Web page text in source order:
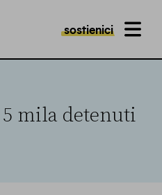
sostienici MENU
5 mila detenuti